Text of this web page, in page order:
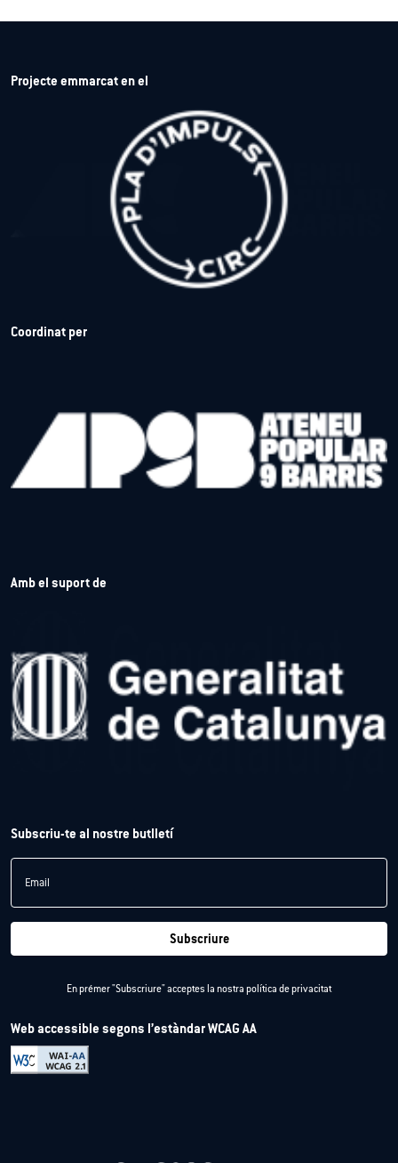
Projecte emmarcat en el
Coordinat per
Amb el suport de
Subscriu-te al nostre butlletí
Email
Subscriure
En prémer "Subscriure" acceptes la nostra política de privacitat
Web accessible segons l’estàndar WCAG AA